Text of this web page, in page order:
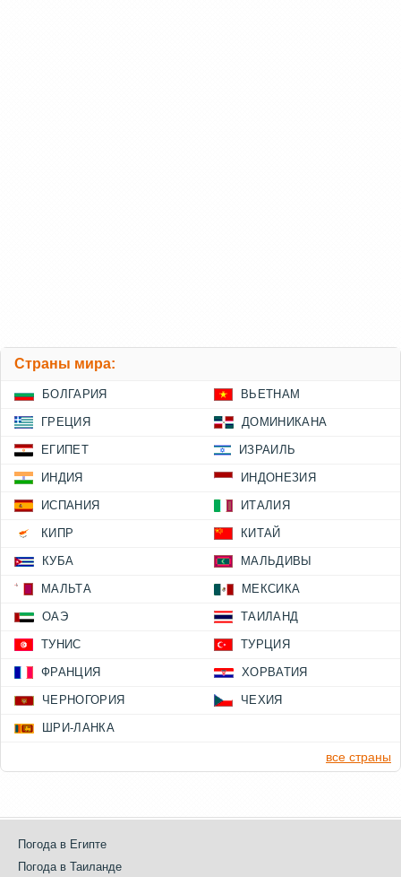
Страны мира:
БОЛГАРИЯ ВЬЕТНАМ
ГРЕЦИЯ ДОМИНИКАНА
ЕГИПЕТ ИЗРАИЛЬ
ИНДИЯ ИНДОНЕЗИЯ
ИСПАНИЯ ИТАЛИЯ
КИПР КИТАЙ
КУБА МАЛЬДИВЫ
МАЛЬТА МЕКСИКА
ОАЭ ТАИЛАНД
ТУНИС ТУРЦИЯ
ФРАНЦИЯ ХОРВАТИЯ
ЧЕРНОГОРИЯ ЧЕХИЯ
ШРИ-ЛАНКА
все страны
Погода в Египте
Погода в Таиланде